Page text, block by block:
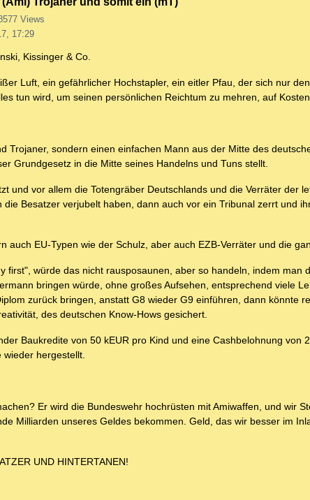
Views
17:29
Kissinger & Co.
Luft, ein gefährlicher Hochstapler, ein eitler Pfau, der sich nur
tun wird, um seinen persönlichen Reichtum zu mehren, auf
Trojaner, sondern einen einfachen Mann aus der Mitte des
Grundgesetz in die Mitte seines Handelns und Tuns stellt.
und vor allem die Totengräber Deutschlands und die Verräter der
Besatzer verjubelt haben, dann auch vor ein Tribunal zerrt und
auch EU-Typen wie der Schulz, aber auch EZB-Verräter und die
first", würde das nicht rausposaunen, aber so handeln, indem man
bringen würde, ohne großes Aufsehen, entsprechend viele
zurück bringen, anstatt G8 wieder G9 einführen, dann könnte
des deutschen Know-Hows gesichert.
Baukredite von 50 kEUR pro Kind und eine Cashbelohnung von
wieder hergestellt.
Er wird die Bundeswehr hochrüsten mit Amiwaffen, und wir
Milliarden unseres Geldes bekommen. Geld, das wir besser im
UND HINTERTANEN!